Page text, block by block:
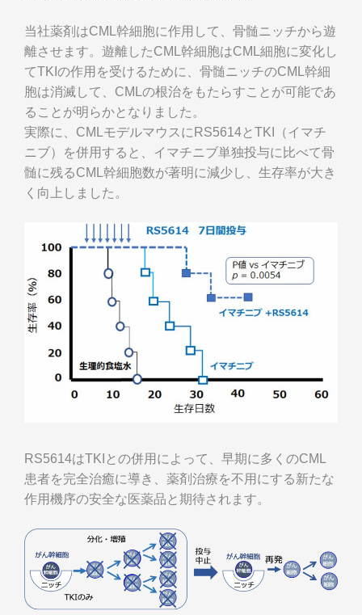
当社薬剤はCML幹細胞に作用して、骨髄ニッチから遊
離させます。遊離したCML幹細胞はCML細胞に変化し
てTKIの作用を受けるために、骨髄ニッチのCML幹細
胞は消滅して、CMLの根治をもたらすことが可能であ
ることが明らかとなりました。
実際に、CMLモデルマウスにRS5614とTKI（イマチ
ニブ）を併用すると、イマチニブ単独投与に比べて骨
髄に残るCML幹細胞数が著明に減少し、生存率が大き
く向上しました。
RS5614はTKIとの併用によって、早期に多くのCML
患者を完全治癒に導き、薬剤治療を不用にする新たな
作用機序の安全な医薬品と期待されます。